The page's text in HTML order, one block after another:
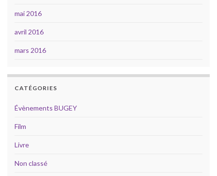
mai 2016
avril 2016
mars 2016
CATÉGORIES
Évènements BUGEY
Film
Livre
Non classé